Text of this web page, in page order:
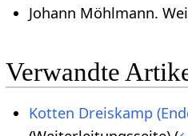
Johann Möhlmann.
Verwandte
Kotten Dreiskamp